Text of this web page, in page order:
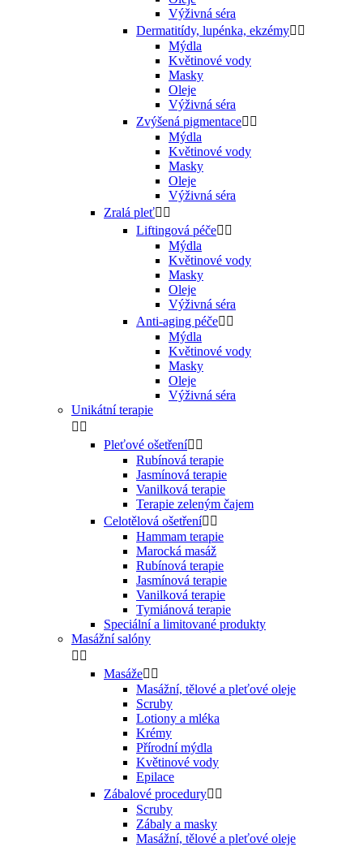
Výživná séra
Dermatitídy, lupénka, ekzémy 
Mýdla
Květinové vody
Masky
Oleje
Výživná séra
Zvýšená pigmentace 
Mýdla
Květinové vody
Masky
Oleje
Výživná séra
Zralá pleť 
Liftingová péče 
Mýdla
Květinové vody
Masky
Oleje
Výživná séra
Anti-aging péče 
Mýdla
Květinové vody
Masky
Oleje
Výživná séra
Unikátní terapie
 
Pleťové ošetření 
Rubínová terapie
Jasmínová terapie
Vanilková terapie
Terapie zeleným čajem
Celotělová ošetření 
Hammam terapie
Marocká masáž
Rubínová terapie
Jasmínová terapie
Vanilková terapie
Tymiánová terapie
Speciální a limitované produkty
Masážní salóny
 
Masáže 
Masážní, tělové a pleťové oleje
Scruby
Lotiony a mléka
Krémy
Přírodní mýdla
Květinové vody
Epilace
Zábalové procedury 
Scruby
Zábaly a masky
Masážní, tělové a pleťové oleje